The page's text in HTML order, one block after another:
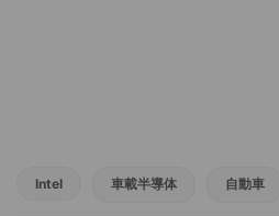
Intel 車載半導体 自動車